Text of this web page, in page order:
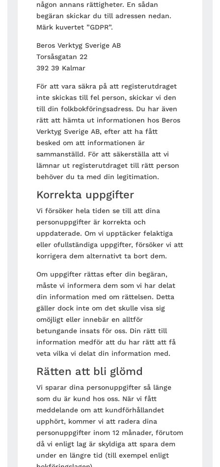
någon annans rättigheter. En sådan
begäran skickar du till adressen nedan.
Märk kuvertet ”GDPR”.
Beros Verktyg Sverige AB
Torsåsgatan 22
392 39 Kalmar
För att vara säkra på att registerutdraget
inte skickas till fel person, skickar vi den
till din folkbokföringsadress. Du har även
rätt att hämta ut informationen hos Beros
Verktyg Sverige AB, efter att ha fått
besked om att informationen är
sammanställd. För att säkerställa att vi
lämnar ut registerutdraget till rätt person
behöver du ta med din legitimation.
Korrekta uppgifter
Vi försöker hela tiden se till att dina
personuppgifter är korrekta och
uppdaterade. Om vi upptäcker felaktiga
eller ofullständiga uppgifter, försöker vi att
korrigera dem alternativt ta bort dem.
Om uppgifter rättas efter din begäran,
måste vi informera dem som vi har delat
din information med om rättelsen. Detta
gäller dock inte om det skulle visa sig
omöjligt eller innebär en alltför
betungande insats för oss. Din rätt till
information medför att du har rätt att få
veta vilka vi delat din information med.
Rätten att bli glömd
Vi sparar dina personuppgifter så länge
som du är kund hos oss. När vi fått
meddelande om att kundförhållandet
upphört, kommer vi att radera dina
personuppgifter inom 12 månader, förutom
då vi enligt lag är skyldiga att spara dem
under en längre tid (till exempel enligt